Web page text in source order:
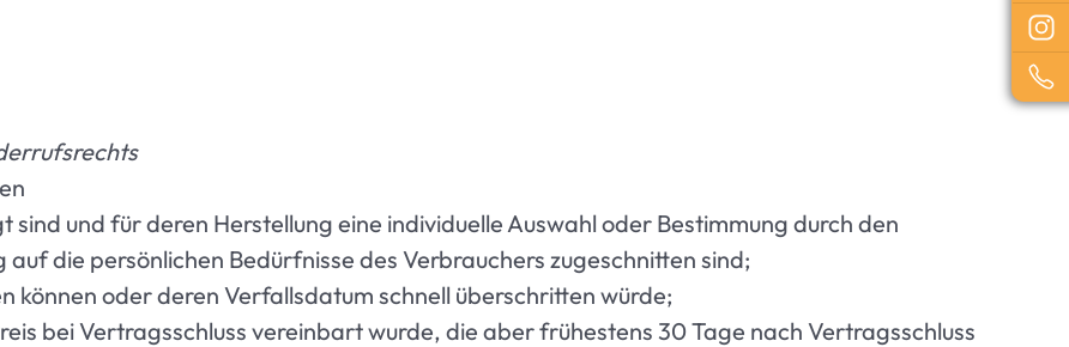
und für deren Herstellung eine individuelle Auswahl oder Bestimmung durch den
die persönlichen Bedürfnisse des Verbrauchers zugeschnitten sind;
können oder deren Verfallsdatum schnell überschritten würde;
bei Vertragsschluss vereinbart wurde, die aber frühestens 30 Tage nach Vertragsschluss